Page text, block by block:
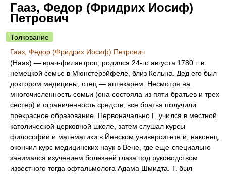
Гааз, Федор (Фридрих Иосиф)
Петрович
Толкование
Гааз, Федор (Фридрих Иосиф) Петрович
(Haas) — врач-филантроп; родился 24-го августа 1780 г. в
немецкой семье в Мюнстерэйфеле, близ Кельна. Дед его был
доктором медицины, отец — аптекарем. Несмотря на
многочисленность семьи (она состояла из пяти братьев и трех
сестер) и ограниченность средств, все братья получили
прекрасное образование. Первоначально Г. учился в местной
католической церковной школе, затем слушал курсы
философии и математики в Йенском университете и, наконец,
окончил курс медицинских наук в Вене, где еще специально
занимался изучением болезней глаза под руководством
известного тогда офтальмолога Адама Шмидта. Г. был